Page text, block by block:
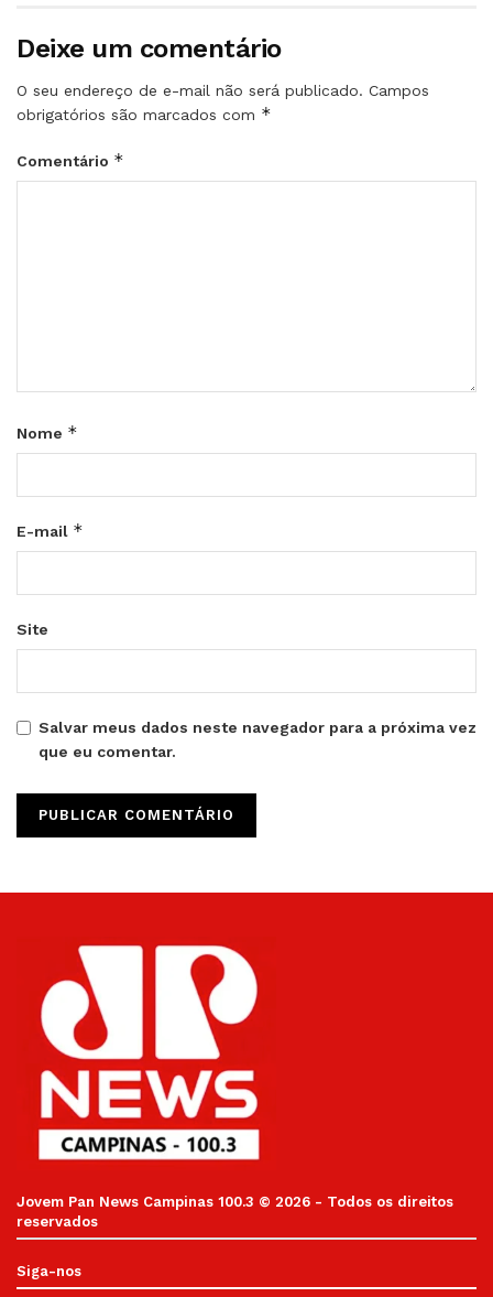
Deixe um comentário
O seu endereço de e-mail não será publicado. Campos
obrigatórios são marcados com *
Comentário *
Nome *
E-mail *
Site
Salvar meus dados neste navegador para a próxima vez
que eu comentar.
Jovem Pan News Campinas 100.3 © 2026 - Todos os direitos
reservados
Siga-nos